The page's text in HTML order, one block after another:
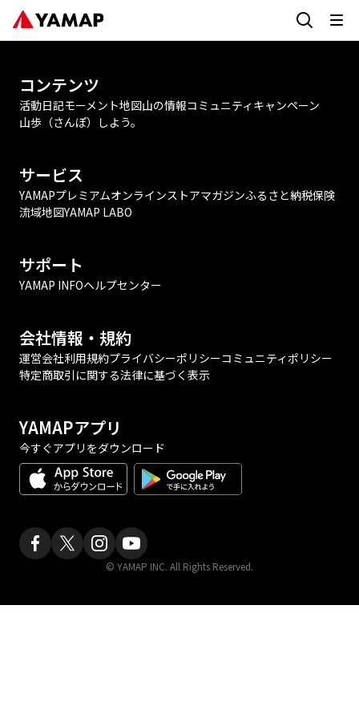
コンテンツ
活動日記モーメント地図山の情報コミュニティ キャンペーン
山歩（さんぽ）しよう。
サービス
YAMAPプレミアムオンラインストアマガジンふるさと納税保険
流域地図YAMAP LABO
サポート
YAMAP INFOヘルプセンター
会社情報・規約
運営会社利用規約プライバシーポリシーコミュニティポリシー
特定商取引に関する法律に基づく表示
YAMAPアプリ
今すぐアプリをダウンロード
© YAMAP INC. All Rights Reserved.